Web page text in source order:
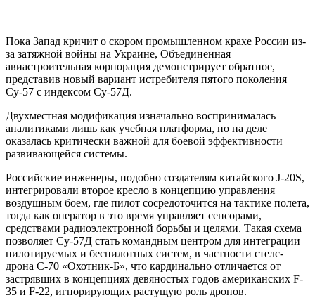
Пока Запад кричит о скором промышленном крахе России из-
за затяжной войны на Украине, Объединенная
авиастроительная корпорация демонстрирует обратное,
представив новый вариант истребителя пятого поколения
Су-57 с индексом Су-57Д.
Двухместная модификация изначально воспринималась
аналитиками лишь как учебная платформа, но на деле
оказалась критически важной для боевой эффективности
развивающейся системы.
Российские инженеры, подобно создателям китайского J-20S,
интегрировали второе кресло в концепцию управления
воздушным боем, где пилот сосредоточится на тактике полета,
тогда как оператор в это время управляет сенсорами,
средствами радиоэлектронной борьбы и целями. Такая схема
позволяет Су-57Д стать командным центром для интеграции
пилотируемых и беспилотных систем, в частности стелс-
дрона С-70 «Охотник-Б», что кардинально отличается от
застрявших в концепциях девяностых годов американских F-
35 и F-22, игнорирующих растущую роль дронов.